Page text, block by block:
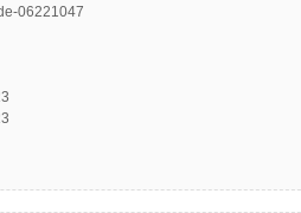
06221047